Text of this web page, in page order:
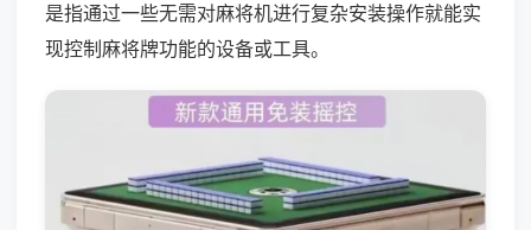
是指通过一些无需对麻将机进行复杂安装操作就能实
现控制麻将牌功能的设备或工具。